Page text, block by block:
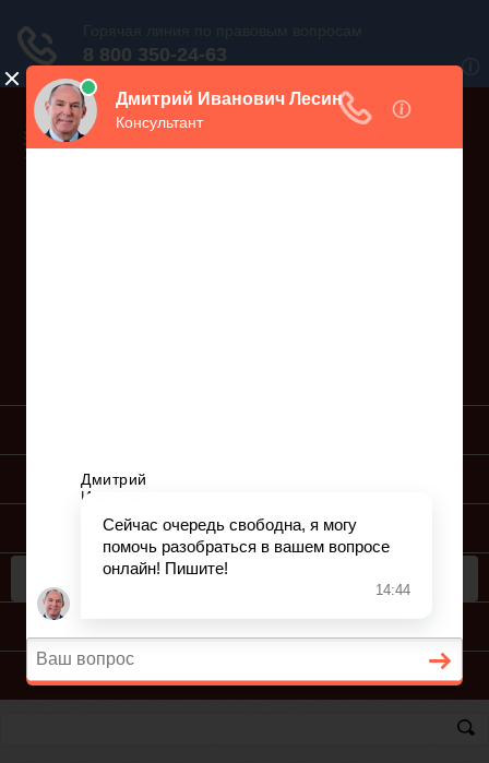
ПОДГОТОВКА ИСКА
ПОДАЧА ИСКА
КОНСУЛЬТАЦИЯ ЮРИСТА